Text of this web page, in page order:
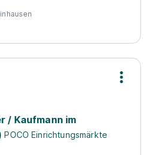
/ Kaufmann im
POCO Einrichtungsmärkte